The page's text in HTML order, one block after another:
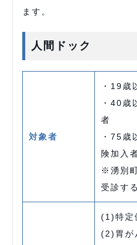
ます。
人間ドック
対象者
・19歳
・40歳
者
・75歳
険加入
※湧別
受診す
(1)特定
(2)胃が